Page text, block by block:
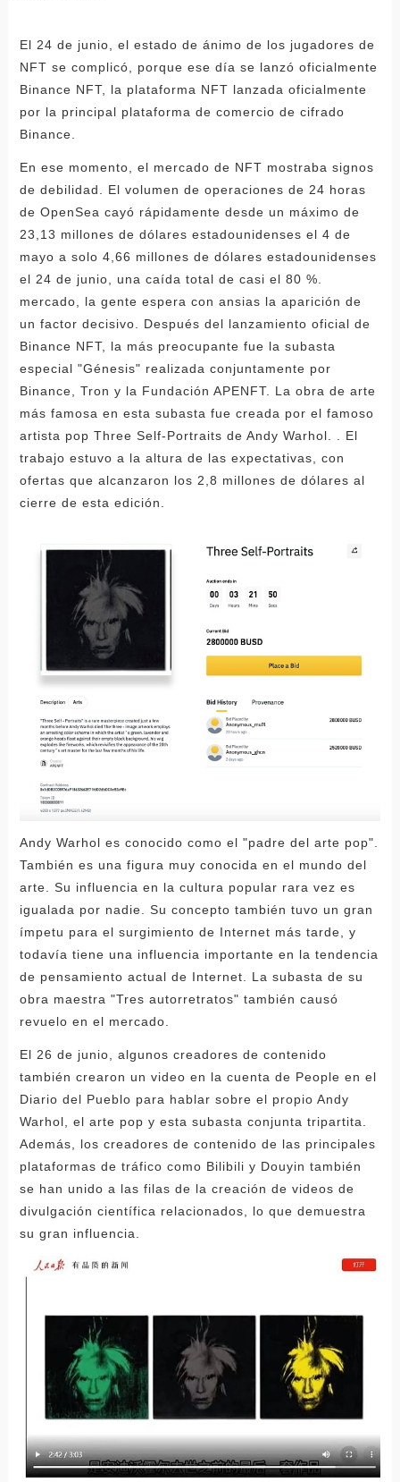
El 24 de junio, el estado de ánimo de los jugadores de
NFT se complicó, porque ese día se lanzó oficialmente
Binance NFT, la plataforma NFT lanzada oficialmente
por la principal plataforma de comercio de cifrado
Binance.
En ese momento, el mercado de NFT mostraba signos
de debilidad. El volumen de operaciones de 24 horas
de OpenSea cayó rápidamente desde un máximo de
23,13 millones de dólares estadounidenses el 4 de
mayo a solo 4,66 millones de dólares estadounidenses
el 24 de junio, una caída total de casi el 80 %.
mercado, la gente espera con ansias la aparición de
un factor decisivo. Después del lanzamiento oficial de
Binance NFT, la más preocupante fue la subasta
especial "Génesis" realizada conjuntamente por
Binance, Tron y la Fundación APENFT. La obra de arte
más famosa en esta subasta fue creada por el famoso
artista pop Three Self-Portraits de Andy Warhol. . El
trabajo estuvo a la altura de las expectativas, con
ofertas que alcanzaron los 2,8 millones de dólares al
cierre de esta edición.
Andy Warhol es conocido como el "padre del arte pop".
También es una figura muy conocida en el mundo del
arte. Su influencia en la cultura popular rara vez es
igualada por nadie. Su concepto también tuvo un gran
ímpetu para el surgimiento de Internet más tarde, y
todavía tiene una influencia importante en la tendencia
de pensamiento actual de Internet. La subasta de su
obra maestra "Tres autorretratos" también causó
revuelo en el mercado.
El 26 de junio, algunos creadores de contenido
también crearon un video en la cuenta de People en el
Diario del Pueblo para hablar sobre el propio Andy
Warhol, el arte pop y esta subasta conjunta tripartita.
Además, los creadores de contenido de las principales
plataformas de tráfico como Bilibili y Douyin también
se han unido a las filas de la creación de videos de
divulgación científica relacionados, lo que demuestra
su gran influencia.